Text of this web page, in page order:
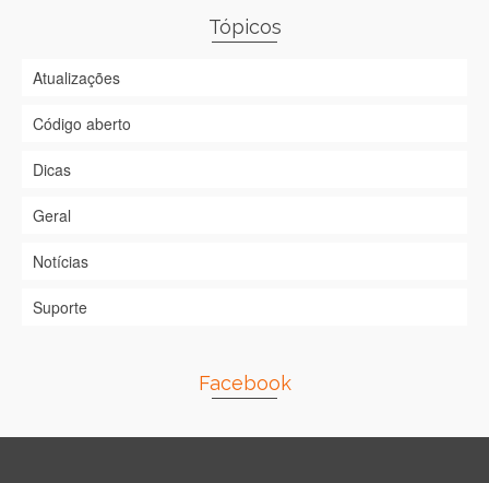
Tópicos
Atualizações
Código aberto
Dicas
Geral
Notícias
Suporte
Facebook